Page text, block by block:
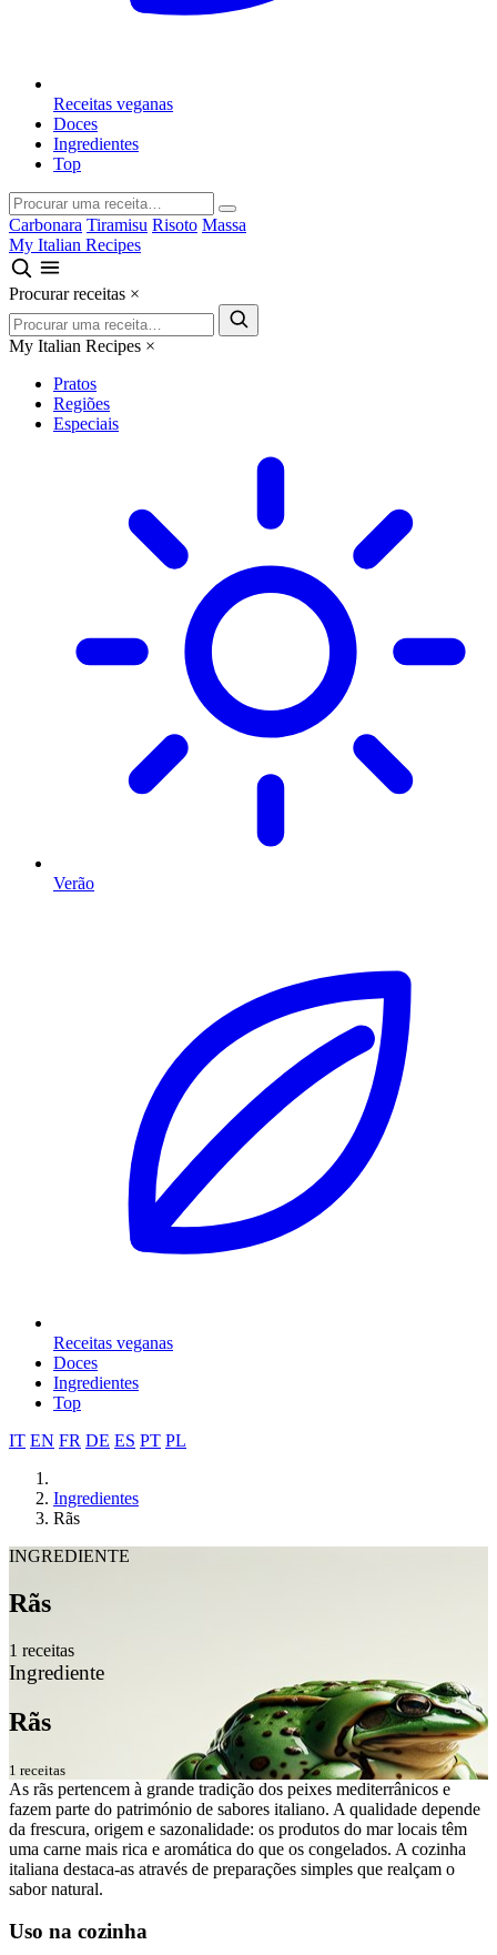
Receitas veganas
Doces
Ingredientes
Top
Carbonara Tiramisu Risoto Massa
My Italian Recipes
Procurar receitas ×
My Italian Recipes ×
Pratos
Regiões
Especiais
Verão
Receitas veganas
Doces
Ingredientes
Top
IT EN FR DE ES PT PL
Ingredientes
Rãs
INGREDIENTE
Rãs
1 receitas
Ingrediente
Rãs
1 receitas
As rãs pertencem à grande tradição dos peixes mediterrânicos e
fazem parte do património de sabores italiano. A qualidade depende
da frescura, origem e sazonalidade: os produtos do mar locais têm
uma carne mais rica e aromática do que os congelados. A cozinha
italiana destaca-as através de preparações simples que realçam o
sabor natural.
Uso na cozinha